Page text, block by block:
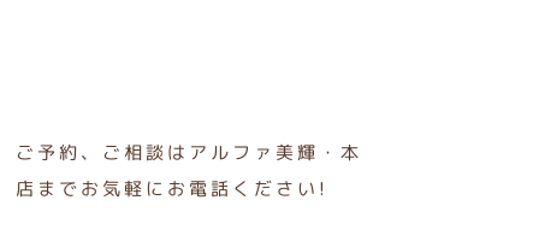
ご予約、ご相談は アルファ美輝・本
店まで お気軽にお電話ください !